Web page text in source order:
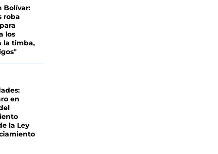
Bolívar:
roba
los
la timba,
en
la Ley